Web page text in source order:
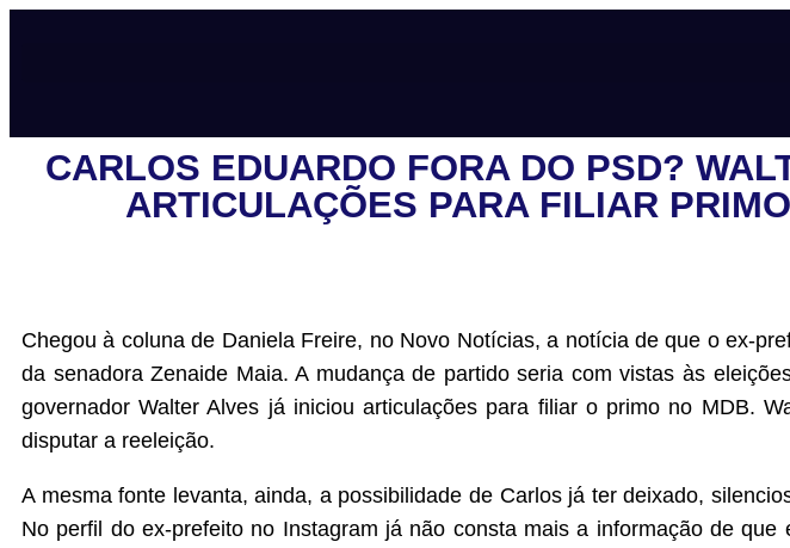
CARLOS EDUARDO FORA DO PSD?
ARTICULAÇÕES PARA FILIAR
Chegou à coluna de Daniela Freire, no Novo Notícias, a notícia de que o ex-
da senadora Zenaide Maia. A mudança de partido seria com vistas às
governador Walter Alves já iniciou articulações para filiar o primo no MDB.
disputar a reeleição.
A mesma fonte levanta, ainda, a possibilidade de Carlos já ter deixado,
No perfil do ex-prefeito no Instagram já não consta mais a informação de